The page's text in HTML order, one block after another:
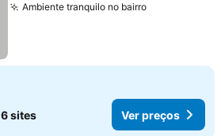
Ambiente tranquilo no bairroVer preços
6 sites Ver preços